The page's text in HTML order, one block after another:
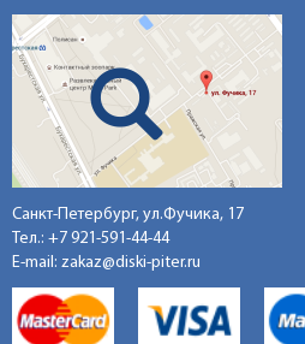
Санкт-Петербург, ул.Фучика, 17
Тел.: +7 921-591-44-44
E-mail: zakaz@diski-piter.ru